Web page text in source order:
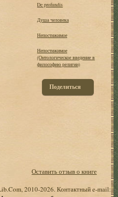
De profundis
Душа человека
Непостижимое
Непостижимое
(Онтологическое введение в
философию религии)
Поделиться
Оставить отзыв о книге
2010-2026. Контактный e-mail: